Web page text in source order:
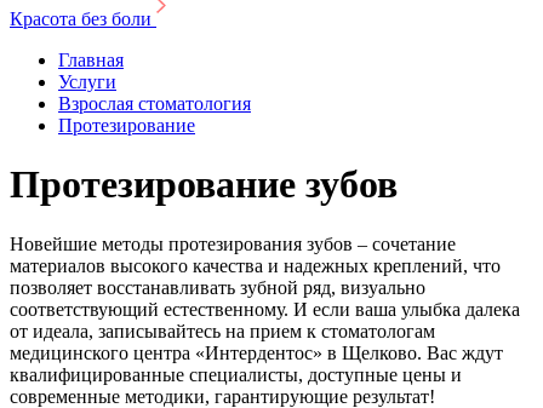
Красота без боли
Главная
Услуги
Взрослая стоматология
Протезирование
Протезирование зубов
Новейшие методы протезирования зубов – сочетание
материалов высокого качества и надежных креплений, что
позволяет восстанавливать зубной ряд, визуально
соответствующий естественному. И если ваша улыбка далека
от идеала, записывайтесь на прием к стоматологам
медицинского центра «Интердентос» в Щелково. Вас ждут
квалифицированные специалисты, доступные цены и
современные методики, гарантирующие результат!